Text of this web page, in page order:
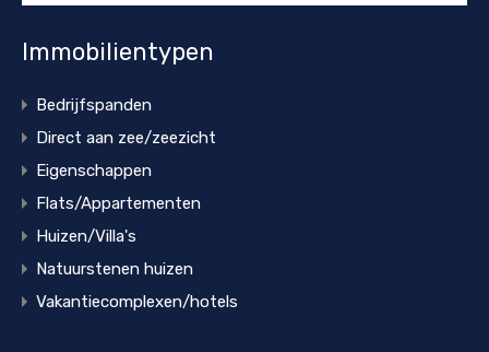
Immobilientypen
Bedrijfspanden
Direct aan zee/zeezicht
Eigenschappen
Flats/Appartementen
Huizen/Villa's
Natuurstenen huizen
Vakantiecomplexen/hotels